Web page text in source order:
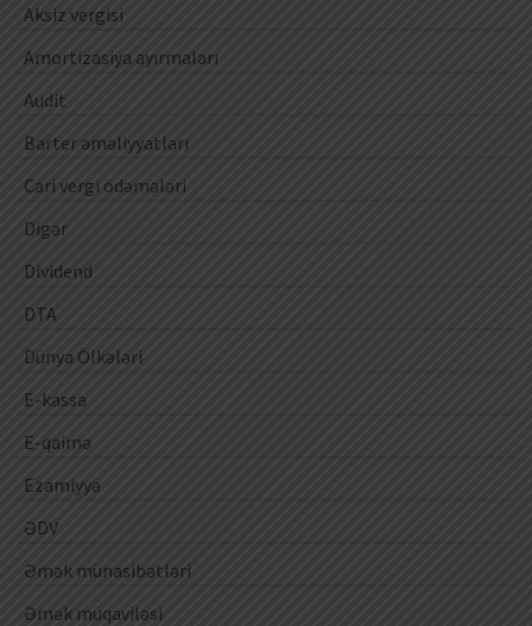
Aksiz vergisi
Amortizasiya ayırmaları
Audit
Barter əməliyyatları
Cari vergi ödəmələri
Digər
Dividend
DTA
Dünya Ölkələri
E-kassa
E-qaimə
Ezamiyyə
ƏDV
Əmək münasibətləri
Əmək müqaviləsi